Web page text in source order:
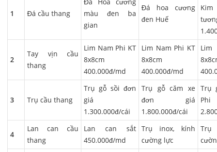
1 Đá cầu thang
màu đen ba
gian
Đá hoa cương
đen Huế
2
Tay vịn cầu
thang
Lim Nam Phi KT
8x8cm
400.000đ/md
Lim Nam Phi KT
8x8cm
400.000đ/md
Lim
3 Trụ cầu thang
Trụ gỗ sồi đơn
giá
1.300.000đ/cái
Trụ gỗ căm xe
đơn giá
1.800.000đ/cái
Trụ
4
Lan can cầu
thang
Lan can sắt
450.000đ/md
Trụ inox, kính
cường lực
Trụ